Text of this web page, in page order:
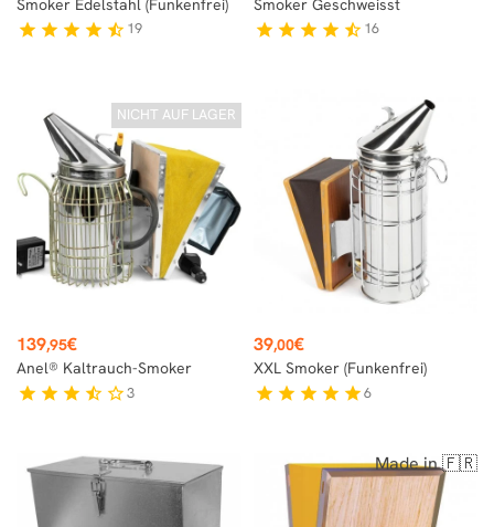
star star star star star_half 19
star star star star star_half 16
NICHT AUF LAGER
Preis
139,95€
Anel® Kaltrauch-Smoker
star star star star_half star_border3
Preis
39,00€
XXL Smoker (funkenfrei)
star star star star star6
Made in 🇫🇷